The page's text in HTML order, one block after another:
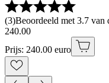
(3)Beoordeeld met 3.7 van
240.00
Prijs: 240.00 euro